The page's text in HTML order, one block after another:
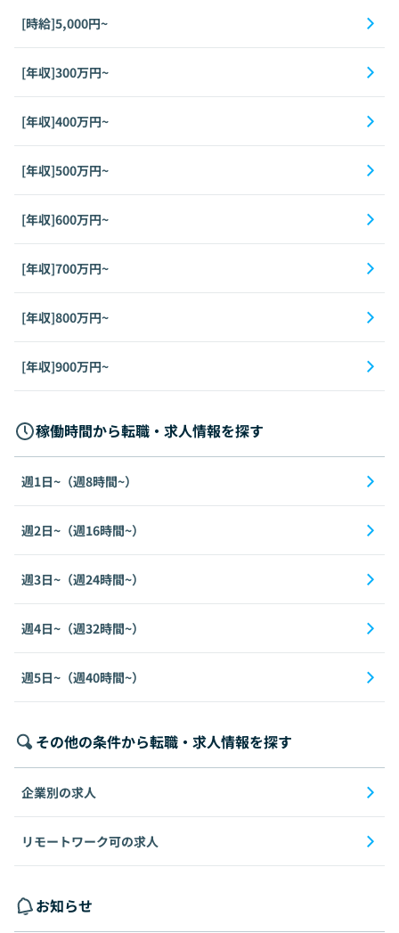
[時給]5,000円~
[年収]300万円~
[年収]400万円~
[年収]500万円~
[年収]600万円~
[年収]700万円~
[年収]800万円~
[年収]900万円~
稼働時間から転職・求人情報を探す
週1日~（週8時間~）
週2日~（週16時間~）
週3日~（週24時間~）
週4日~（週32時間~）
週5日~（週40時間~）
その他の条件から転職・求人情報を探す
企業別の求人
リモートワーク可の求人
お知らせ